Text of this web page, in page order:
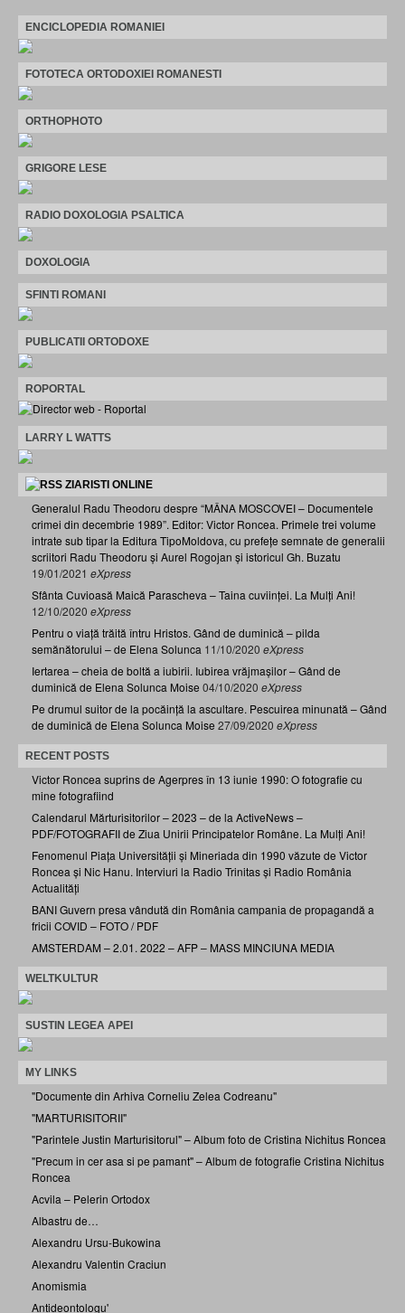
ENCICLOPEDIA ROMANIEI
FOTOTECA ORTODOXIEI ROMANESTI
ORTHOPHOTO
GRIGORE LESE
RADIO DOXOLOGIA PSALTICA
DOXOLOGIA
SFINTI ROMANI
PUBLICATII ORTODOXE
ROPORTAL
LARRY L WATTS
ZIARISTI ONLINE
Generalul Radu Theodoru despre “MÂNA MOSCOVEI – Documentele
crimei din decembrie 1989”. Editor: Victor Roncea. Primele trei volume
intrate sub tipar la Editura TipoMoldova, cu prefețe semnate de generalii
scriitori Radu Theodoru și Aurel Rogojan și istoricul Gh. Buzatu
19/01/2021 eXpress
Sfânta Cuvioasă Maică Parascheva – Taina cuviinței. La Mulți Ani!
12/10/2020 eXpress
Pentru o viață trăită întru Hristos. Gând de duminică – pilda
semănătorului – de Elena Solunca 11/10/2020 eXpress
Iertarea – cheia de boltă a iubirii. Iubirea vrăjmașilor – Gând de
duminică de Elena Solunca Moise 04/10/2020 eXpress
Pe drumul suitor de la pocăință la ascultare. Pescuirea minunată – Gând
de duminică de Elena Solunca Moise 27/09/2020 eXpress
RECENT POSTS
Victor Roncea suprins de Agerpres în 13 iunie 1990: O fotografie cu
mine fotografiind
Calendarul Mărturisitorilor – 2023 – de la ActiveNews –
PDF/FOTOGRAFII de Ziua Unirii Principatelor Române. La Mulți Ani!
Fenomenul Piața Universității și Mineriada din 1990 văzute de Victor
Roncea și Nic Hanu. Interviuri la Radio Trinitas și Radio România
Actualități
BANI Guvern presa vândută din România campania de propagandă a
fricii COVID – FOTO / PDF
AMSTERDAM – 2.01. 2022 – AFP – MASS MINCIUNA MEDIA
WELTKULTUR
SUSTIN LEGEA APEI
MY LINKS
"Documente din Arhiva Corneliu Zelea Codreanu"
"MARTURISITORII"
"Parintele Justin Marturisitorul" – Album foto de Cristina Nichitus Roncea
"Precum in cer asa si pe pamant" – Album de fotografie Cristina Nichitus
Roncea
Acvila – Pelerin Ortodox
Albastru de…
Alexandru Ursu-Bukowina
Alexandru Valentin Craciun
Anomismia
Antideontologu'